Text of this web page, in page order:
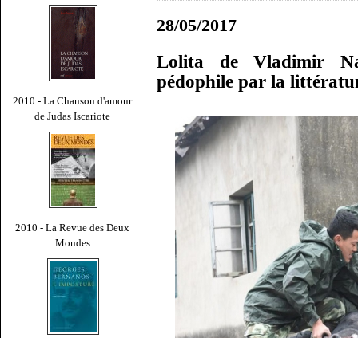
2010 - La Chanson d'amour
de Judas Iscariote
2010 - La Revue des Deux
Mondes
28/05/2017
Lolita de Vladimir
pédophile par la